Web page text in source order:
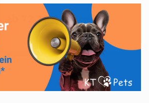
UVP: 84,98 €
ab 72,72 €